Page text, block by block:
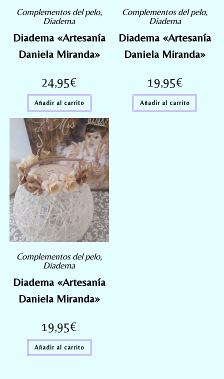
Complementos del pelo,
Diadema
Diadema «Artesanía
Daniela Miranda»
24,95€
Añadir al carrito
Complementos del pelo,
Diadema
Diadema «Artesanía
Daniela Miranda»
19,95€
Añadir al carrito
Complementos del pelo,
Diadema
Diadema «Artesanía
Daniela Miranda»
19,95€
Añadir al carrito